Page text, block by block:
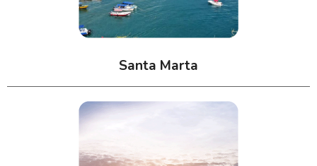
Santa Marta